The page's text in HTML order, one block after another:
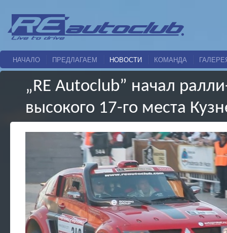
НАЧАЛО ПРЕДЛАГАЕМ НОВОСТИ КОМАНДА
„RE Autoclub” начал
высокого 17-го места